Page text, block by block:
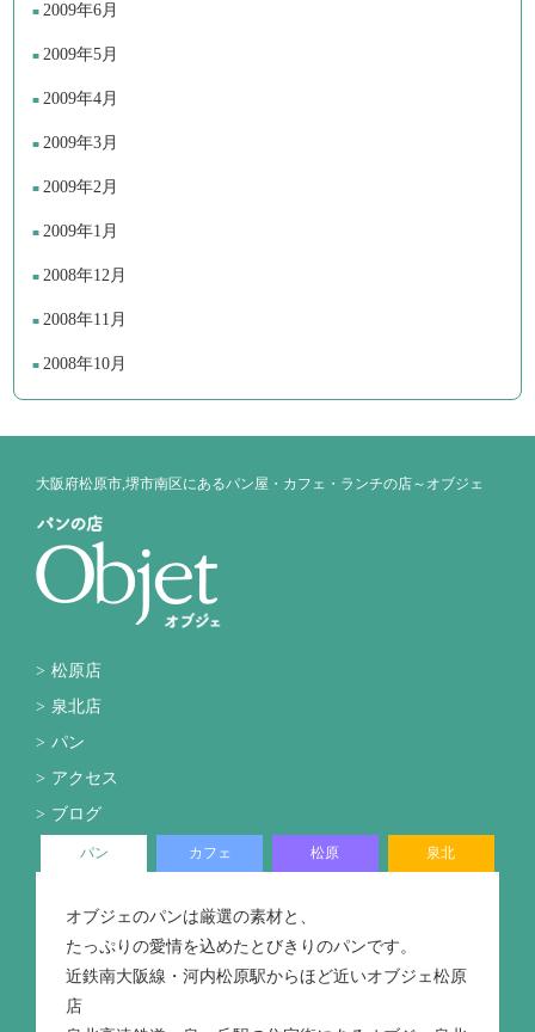
2009年6月
2009年5月
2009年4月
2009年3月
2009年2月
2009年1月
2008年12月
2008年11月
2008年10月
大阪府松原市,堺市南区にあるパン屋・カフェ・ランチの店～オブジェ
松原店
泉北店
パン
アクセス
ブログ
パン カフェ 松原 泉北
オブジェのパンは厳選の素材と、
たっぷりの愛情を込めたとびきりのパンです。
近鉄南大阪線・河内松原駅からほど近いオブジェ松原
店